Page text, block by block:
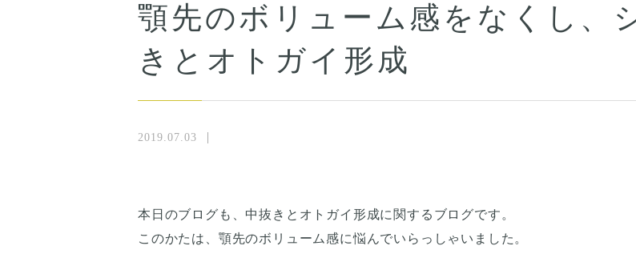
顎先のボリューム感をなくし、
きとオトガイ形成
2019.07.03
本日のブログも、中抜きとオトガイ形成に関するブログです。
このかたは、顎先のボリューム感に悩んでいらっしゃいました。